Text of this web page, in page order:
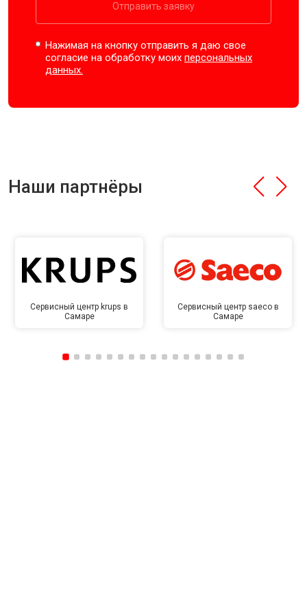
Отправить заявку
Нажимая на кнопку отправить я даю свое
согласие на обработку моихперсональных
данных.
Наши партнёры
Сервисный центр krups в
Самаре
Сервисный центр saeco в
Самаре